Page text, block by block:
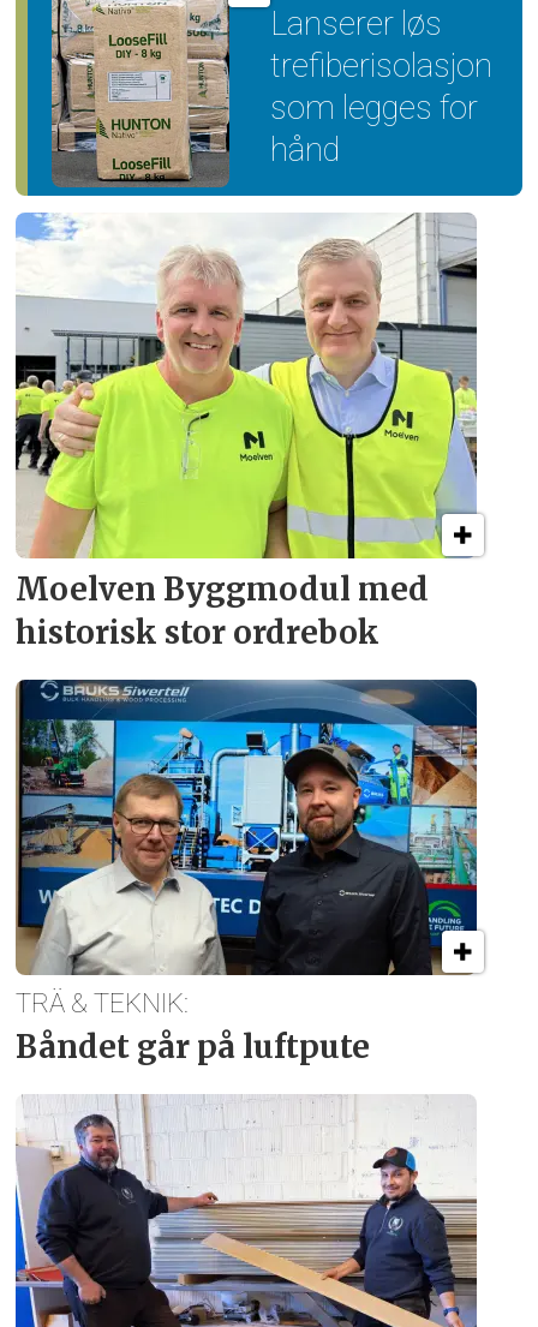
Lanserer løs
trefiber­isolasjon
som legges for
hånd
Moelven Byggmodul med
historisk stor ordrebok
TRÄ & TEKNIK:
Båndet går på luftpute